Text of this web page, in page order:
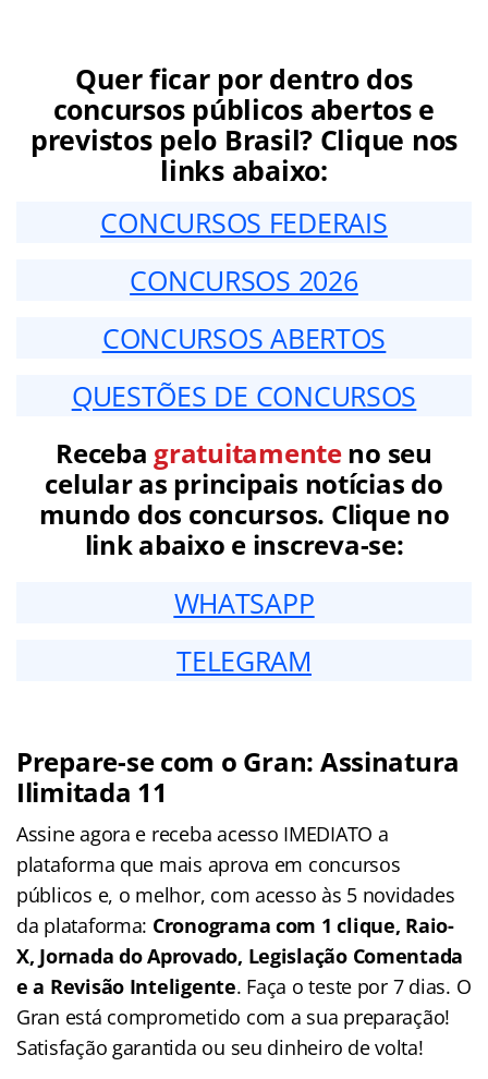
Quer ficar por dentro dos
concursos públicos abertos e
previstos pelo Brasil? Clique nos
links abaixo:
CONCURSOS FEDERAIS
CONCURSOS 2026
CONCURSOS ABERTOS
QUESTÕES DE CONCURSOS
Receba gratuitamenteno seu
celular as principais notícias do
mundo dos concursos. Clique no
link abaixo e inscreva-se:
WHATSAPP
TELEGRAM
Prepare-se com o Gran: Assinatura
Ilimitada 11
Assine agora e receba acesso IMEDIATO a
plataforma que mais aprova em concursos
públicos e, o melhor, com acesso às 5 novidades
da plataforma: Cronograma com 1 clique, Raio-
X, Jornada do Aprovado, Legislação Comentada
e a Revisão Inteligente. Faça o teste por 7 dias. O
Gran está comprometido com a sua preparação!
Satisfação garantida ou seu dinheiro de volta!